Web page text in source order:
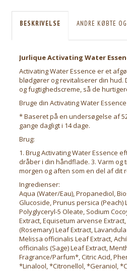
BESKRIVELSE ANDRE KØBTE
Jurlique Activating Water
Activating Water Essence er et
blødgører og revitaliserer din
og fugtighedscreme, så de
Bruge din Activating Water
* Baseret på en undersøgelse af
gange dagligt i 14 dage.
Brug:
1. Brug Activating Water Essence
dråber i din håndflade. 3. Varm og
morgen og aften som en del af dit
Ingredienser:
Aqua (Water/Eau), Propanediol,
Glucoside, Prunus persica (Peach)
Polyglyceryl-5 Oleate, Sodium
Extract, Equisetum arvense
(Rosemary) Leaf Extract,
Melissa officinalis Leaf Extract,
officinalis (Sage) Leaf Extract,
Fragrance/Parfum*, Citric Acid,
*Linalool, *Citronellol, *Geraniol,